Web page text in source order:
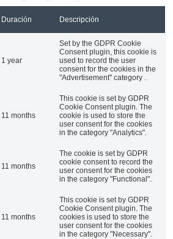
Duración Descripción
1 year
Set by the GDPR Cookie
Consent plugin, this cookie is
used to record the user
consent for the cookies in the
"Advertisement" category .
11 months
This cookie is set by GDPR
Cookie Consent plugin. The
cookie is used to store the
user consent for the cookies
in the category "Analytics".
11 months
The cookie is set by GDPR
cookie consent to record the
user consent for the cookies
in the category "Functional".
11 months
This cookie is set by GDPR
Cookie Consent plugin. The
cookies is used to store the
user consent for the cookies
in the category "Necessary".